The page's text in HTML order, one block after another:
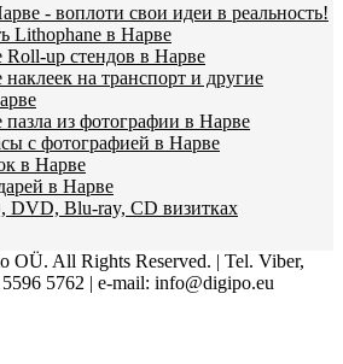
- воплоти свои идеи в реальность!
Lithophane в Нарве
Roll-up стендов в Нарве
на транспорт и другие
пазла из фотографии в Нарве
с фотографией в Нарве
в Нарве
в Нарве
DVD, Blu-ray, CD визитках
OÜ. All Rights Reserved. | Tel. Viber,
5762 | e-mail: info@digipo.eu